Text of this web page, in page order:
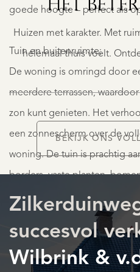
goede hoogte – perfect als
Tuin en buitenruimte;
De woning is omringd door
meerdere terrassen,
zon kunt genieten. Het
een zonnescherm over de
woning. De tuin is prachtig
borders, vaste planten,
sfeervolle blokhut achterin
een besproeiingssysteem.
De grote aangebouwde
HET
Huizen met karakter. Met
helemaal thuis voelt.
BEKIJK ONS
succesvol
Wilbrink &